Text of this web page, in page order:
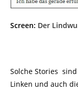
Screen: Der
Solche Stories
Linken und auch